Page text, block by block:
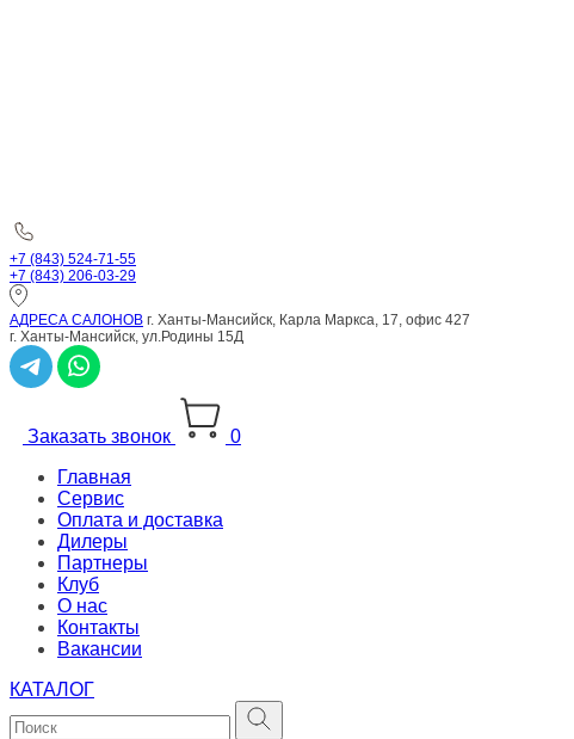
+7 (843) 524-71-55
+7 (843) 206-03-29
АДРЕСА САЛОНОВ г. Ханты-Мансийск, Карла Маркса, 17, офис 427
г. Ханты-Мансийск, ул.Родины 15Д
Заказать звонок
0
Главная
Сервис
Оплата и доставка
Дилеры
Партнеры
Клуб
О нас
Контакты
Вакансии
КАТАЛОГ